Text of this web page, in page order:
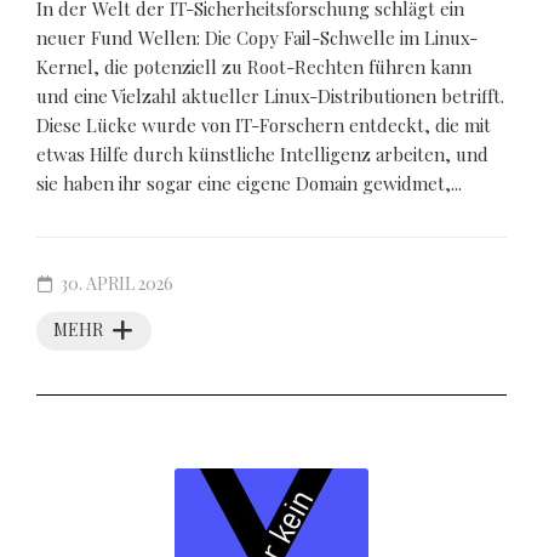
In der Welt der IT-Sicherheitsforschung schlägt ein
neuer Fund Wellen: Die Copy Fail-Schwelle im Linux-
Kernel, die potenziell zu Root-Rechten führen kann
und eine Vielzahl aktueller Linux-Distributionen betrifft.
Diese Lücke wurde von IT-Forschern entdeckt, die mit
etwas Hilfe durch künstliche Intelligenz arbeiten, und
sie haben ihr sogar eine eigene Domain gewidmet,...
MEHR
30. APRIL 2026